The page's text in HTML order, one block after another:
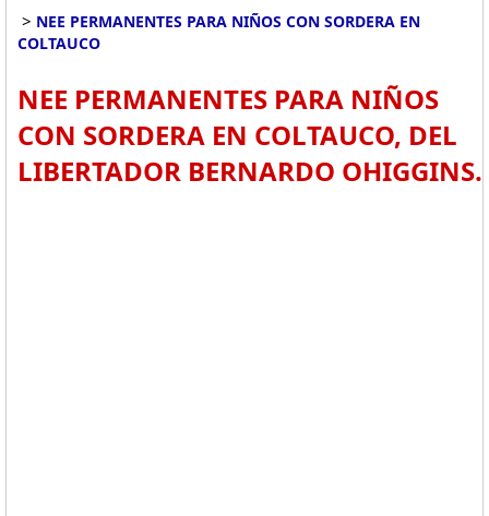
> NEE PERMANENTES PARA NIÑOS CON SORDERA EN
COLTAUCO
NEE PERMANENTES PARA NIÑOS
CON SORDERA EN COLTAUCO, DEL
LIBERTADOR BERNARDO OHIGGINS.